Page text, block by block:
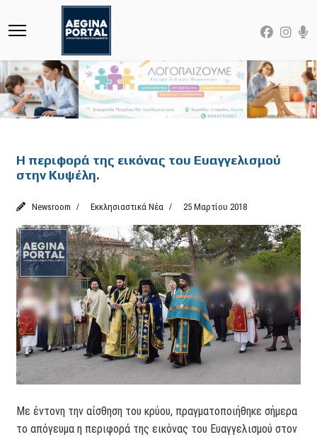
Η περιφορά της εικόνας του Ευαγγελισμού
στην Κυψέλη.
Newsroom Εκκλησιαστικά Νέα 25 Μαρτίου 2018
Με έντονη την αίσθηση του κρύου, πραγματοποιήθηκε σήμερα
το απόγευμα η περιφορά της εικόνας του Ευαγγελισμού στον